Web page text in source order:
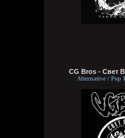
CG Bros - Свет
Alternative / Pop